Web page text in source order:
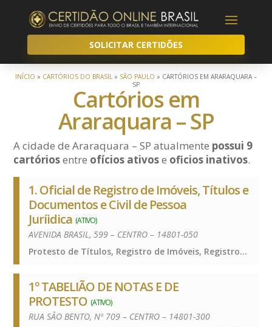
SOLICITAR CERTIDÕES
INÍCIO » CARTÓRIOS DO BRASIL » SÃO PAULO » CARTÓRIOS EM ARARAQUARA –
SP
Cartórios em
Araraquara – SP
A cidade de Araraquara – SP atualmente possui 9
cartóriosentre ofícios ativose oficios inativos.
1. Oficial de Registro de Imóveis, Títulos e
Documentos e Civil de Pessoa
Juríidica (ATIVO)
AVENIDA BRASIL, 599 – CENTRO – 14801-050
Protesto de Títulos, Registro de Imóveis, Registro de Títulos e Documentos e Civis das Pessoas Jurídicas, Protesto de Títulos, Registro de Imóveis, Registro de Títulos e Documentos e Civis das Pessoas Jurídicas, Protesto de Títulos, Registro de Imóveis, Registro de Títulos e Documentos e Civis das Pessoas Jurídicas
1º TABELIÃO DE NOTAS E DE
PROTESTO (ATIVO)
RUA SÃO BENTO, Nº 709 – CENTRO – 14801-300